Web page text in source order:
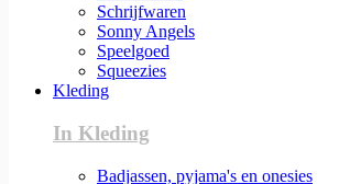
Schrijfwaren
Sonny Angels
Speelgoed
Squeezies
Kleding
In Kleding
Badjassen, pyjama's en onesies